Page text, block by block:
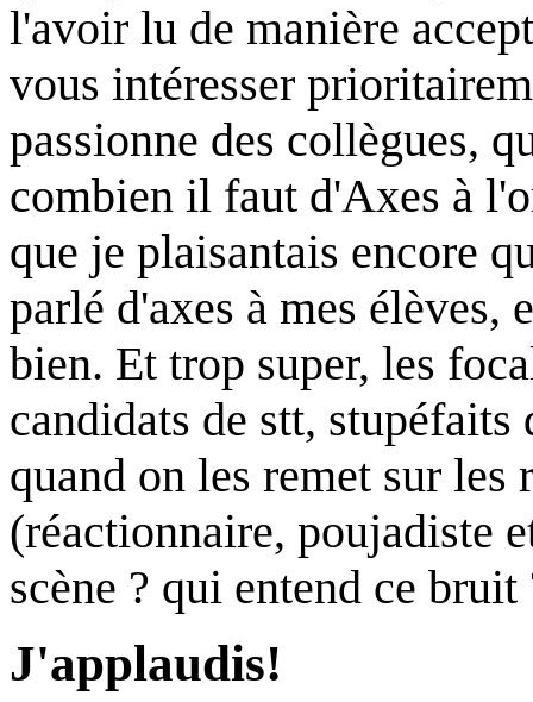
l'avoir lu de manière
vous intéresser
passionne des collègues,
combien il faut d'Axes à
que je plaisantais encore
parlé d'axes à mes élèves,
bien. Et trop super, les
candidats de stt,
quand on les remet sur les
(réactionnaire, poujadiste
scène ? qui entend ce bruit
J'applaudis!